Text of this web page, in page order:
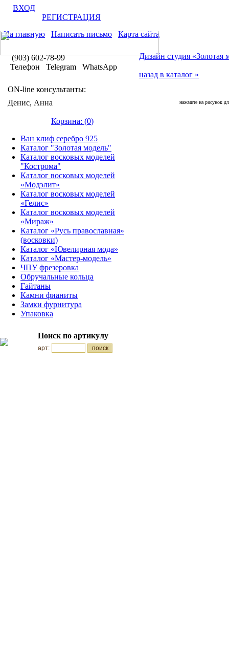
ВХОД
РЕГИСТРАЦИЯ
На главную
Написать письмо Карта сайта
(903) 602-78-99
Телефон Telegram WhatsApp
ON-line консультанты:
Денис, Анна
Корзина: (0)
Ван клиф серебро 925
Каталог "Золотая модель"
Каталог восковых моделей
"Кострома"
Каталог восковых моделей
«Модэлит»
Каталог восковых моделей
«Гелис»
Каталог восковых моделей
«Мираж»
Каталог «Русь православная»
(восковки)
Каталог «Ювелирная мода»
Каталог «Мастер-модель»
ЧПУ фрезеровка
Обручальные кольца
Гайтаны
Камни фианиты
Замки фурнитура
Упаковка
Поиск по артикулу
арт:
Дизайн студия «Золотая
назад в каталог »
нажмите на рисунок